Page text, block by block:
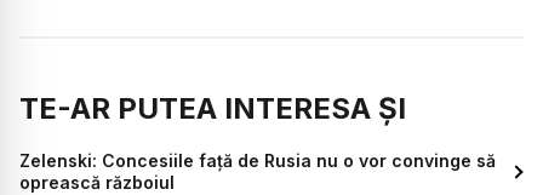
TE-AR PUTEA INTERESA ȘI
Zelenski: Concesiile față de Rusia nu o vor convinge să
oprească războiul